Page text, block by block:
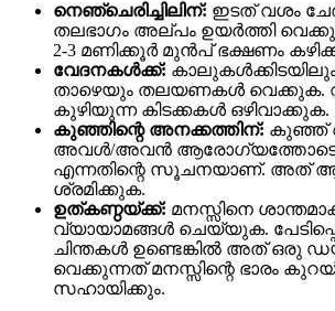
നെഞ്ചെരിച്ചിലിന്: ഇടത് വശം
തലഭാഗം അല്പം ഉയർത്തി
2-3 മണിക്കൂർ മുൻപ് ഭക്ഷണം
വേദനകൾക്ക്:
താഴെയും തലയണകൾ വെക്കുക.
കുഴിയുന്ന കിടക്കകൾ ഒഴിവാക്കുക.
കുഞ്ഞിന്റെ അനക്കത്തിന്: കുഞ്ഞ്
അവൾ/അവൻ
എന്നതിന്റെ സൂചനയാണ്. അത്
ശ്രമിക്കുക.
ഉത്കണ്ഠയ്ക്ക്: മനസ്സിനെ
വ്യായാമങ്ങൾ ചെയ്യുക.
ചിന്തകൾ ഉണ്ടെങ്കിൽ അത് ഒരു
വെക്കുന്നത് മനസ്സിന്റെ ഭാരം
സഹായിക്കും.